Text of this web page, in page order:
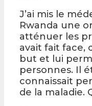
J’ai mis le
Rwanda une
atténuer les
avait fait face,
but et lui
personnes. Il
connaissait
de la maladie.